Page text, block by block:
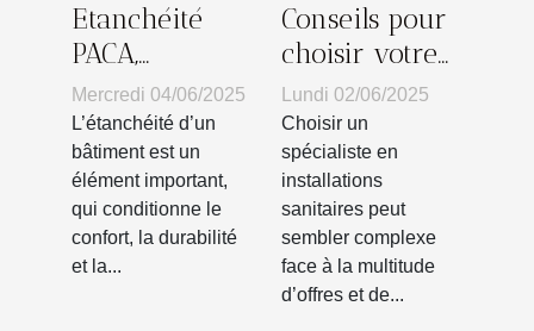
Etanchéité
PACA,
l’entreprise
qui protège
votre maison
à Nice et ses
alentours !
Mercredi 04/06/2025
L’étanchéité d’un
bâtiment est un
élément important,
qui conditionne le
confort, la durabilité
et la...
Conseils pour
choisir votre
spécialiste en
installations
sanitaires
Lundi 02/06/2025
Choisir un
spécialiste en
installations
sanitaires peut
sembler complexe
face à la multitude
d’offres et de...